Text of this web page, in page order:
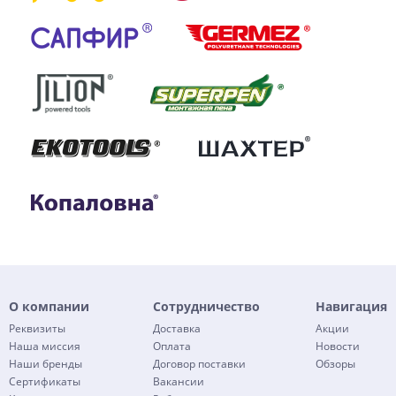
О компании
Реквизиты
Наша миссия
Наши бренды
Сертификаты
Сотрудничество
Доставка
Оплата
Договор поставки
Вакансии
Навигация
Акции
Новости
Обзоры